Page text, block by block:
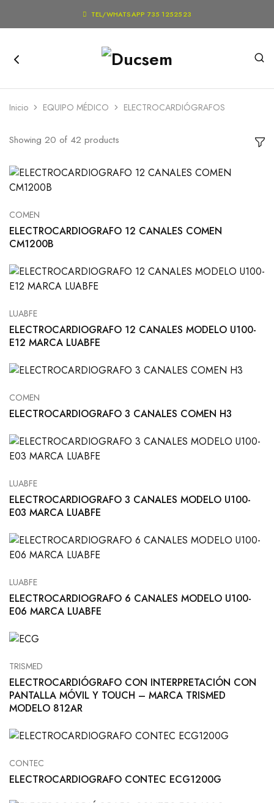
 TEL/WHATSAPP 735 1252523
Inicio EQUIPO MÉDICO ELECTROCARDIÓGRAFOS
Showing 20 of 42 products
COMEN
ELECTROCARDIOGRAFO 12 CANALES COMEN
CM1200B
LUABFE
ELECTROCARDIOGRAFO 12 CANALES MODELO U100-
E12 MARCA LUABFE
COMEN
ELECTROCARDIOGRAFO 3 CANALES COMEN H3
LUABFE
ELECTROCARDIOGRAFO 3 CANALES MODELO U100-
E03 MARCA LUABFE
LUABFE
ELECTROCARDIOGRAFO 6 CANALES MODELO U100-
E06 MARCA LUABFE
TRISMED
ELECTROCARDIÓGRAFO CON INTERPRETACIÓN CON
PANTALLA MÓVIL Y TOUCH – MARCA TRISMED
MODELO 812AR
CONTEC
ELECTROCARDIOGRAFO CONTEC ECG1200G